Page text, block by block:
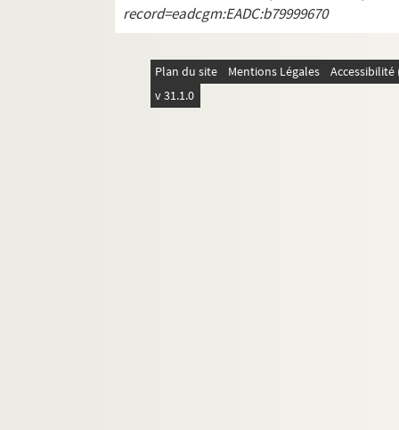
record=eadcgm:EADC:b79999670
Plan du site Mentions Légales
v 31.1.0